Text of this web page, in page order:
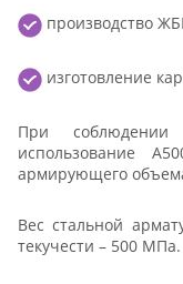
производство
изготовление
При соблюдении
использование
армирующего
Вес стальной
текучести – 500 МПа.